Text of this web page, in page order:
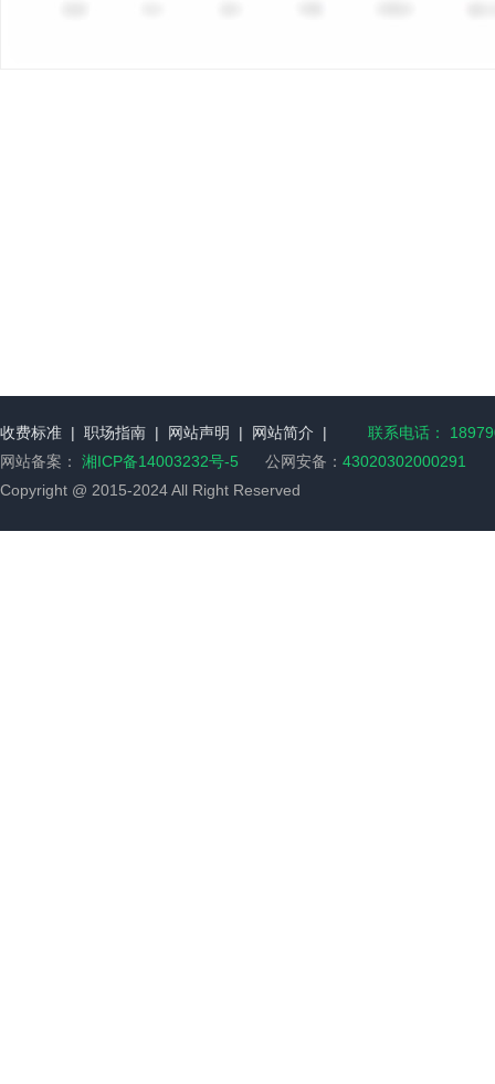
收费标准 | 职场指南 | 网站声明 | 网站简介 |
联系电话：
网站备案： 湘ICP备14003232号-5 公网安备： 43020302000291
Copyright @ 2015-2024 All Right Reserved